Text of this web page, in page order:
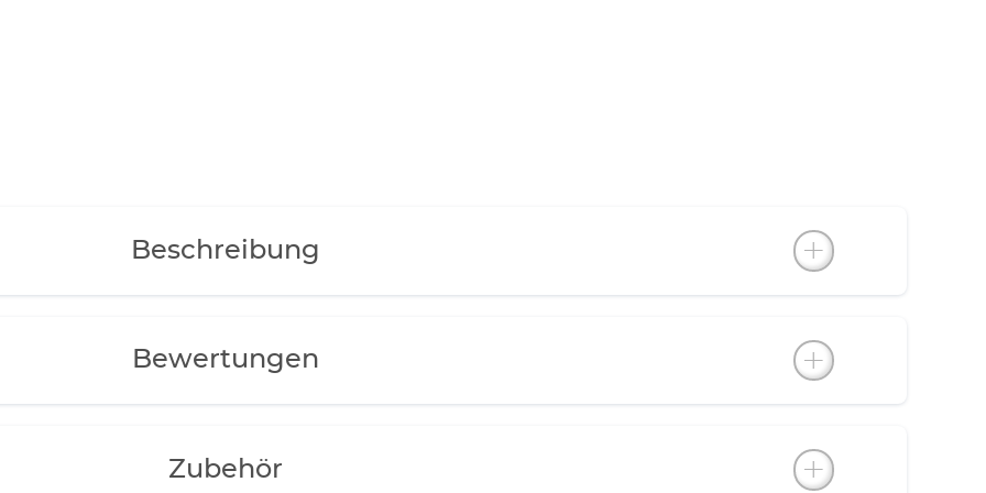
Beschreibung
Bewertungen
Zubehör